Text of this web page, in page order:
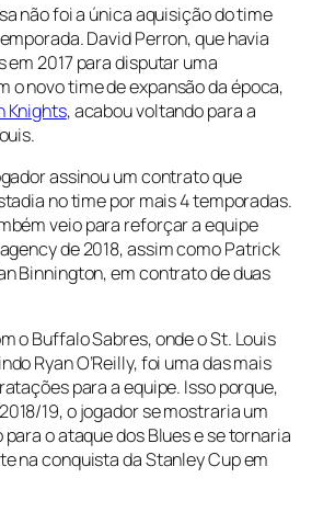
não foi a única aquisição do time
David Perron, que havia
em 2017 para disputar uma
o novo time de expansão da época,
Knights, acabou voltando para a
assinou um contrato que
no time por mais 4 temporadas.
veio para reforçar a equipe
de 2018, assim como Patrick
Binnington, em contrato de duas
o Buffalo Sabres, onde o St. Louis
Ryan O’Reilly, foi uma das mais
para a equipe. Isso porque,
19, o jogador se mostraria um
o ataque dos Blues e se tornaria
na conquista da Stanley Cup em